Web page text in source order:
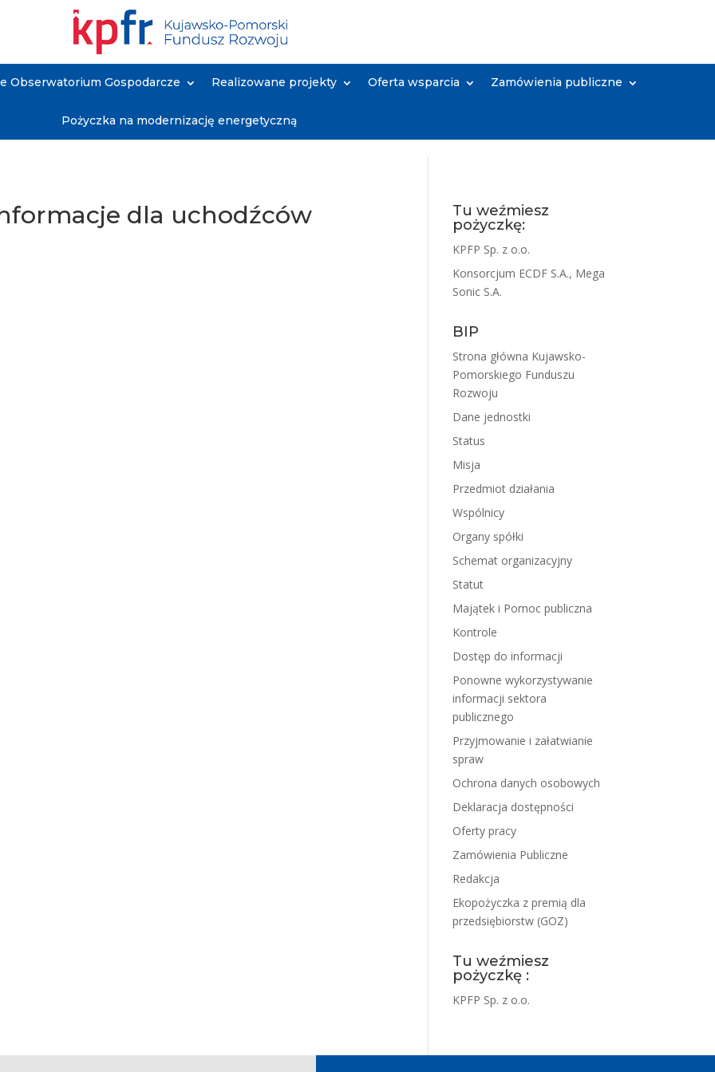
Obserwatorium Gospodarcze Realizowane projekty Oferta wsparcia Zamówienia publiczne
Pożyczka na modernizację energetyczną
dla uchodźców
Tu weźmiesz
pożyczkę:
KPFP Sp. z o.o.
Konsorcjum ECDF S.A., Mega
Sonic S.A.
BIP
Strona główna Kujawsko-
Pomorskiego Funduszu
Rozwoju
Dane jednostki
Status
Misja
Przedmiot działania
Wspólnicy
Organy spółki
Schemat organizacyjny
Statut
Majątek i Pomoc publiczna
Kontrole
Dostęp do informacji
Ponowne wykorzystywanie
informacji sektora
publicznego
Przyjmowanie i załatwianie
spraw
Ochrona danych osobowych
Deklaracja dostępności
Oferty pracy
Zamówienia Publiczne
Redakcja
Ekopożyczka z premią dla
przedsiębiorstw (GOZ)
Tu weźmiesz
pożyczkę :
KPFP Sp. z o.o.